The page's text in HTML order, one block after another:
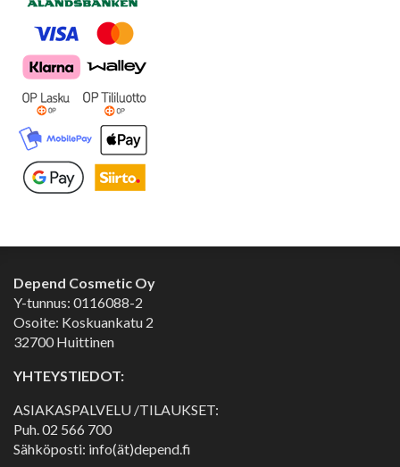
Depend Cosmetic Oy
Y-tunnus: 0116088-2
Osoite: Koskuankatu 2
32700 Huittinen
YHTEYSTIEDOT:
ASIAKASPALVELU /TILAUKSET:
Puh.02 566 700
Sähköposti: info(ät)depend.fi